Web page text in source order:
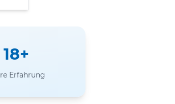
18+
Erfahrung